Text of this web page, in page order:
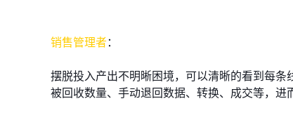
销售管理者：
摆脱投入产出不明晰困境，可以清晰的看到每
被回收数量、手动退回数据、转换、成交等，进